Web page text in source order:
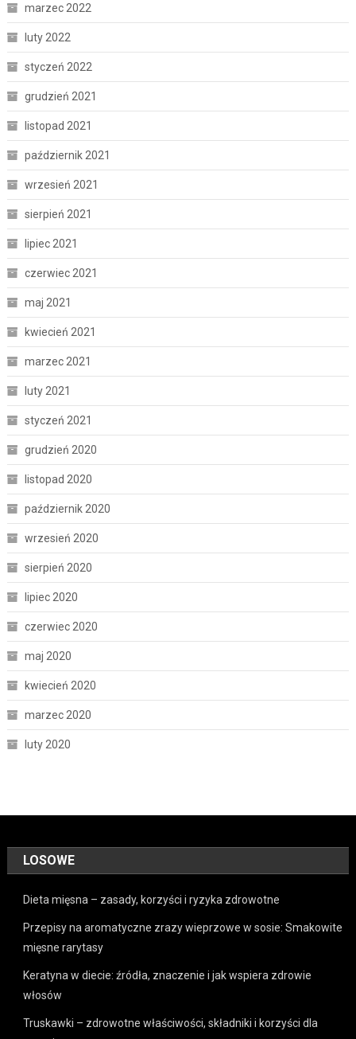
marzec 2022
luty 2022
styczeń 2022
grudzień 2021
listopad 2021
październik 2021
wrzesień 2021
sierpień 2021
lipiec 2021
czerwiec 2021
maj 2021
kwiecień 2021
marzec 2021
luty 2021
styczeń 2021
grudzień 2020
listopad 2020
październik 2020
wrzesień 2020
sierpień 2020
lipiec 2020
czerwiec 2020
maj 2020
kwiecień 2020
marzec 2020
luty 2020
LOSOWE
Dieta mięsna – zasady, korzyści i ryzyka zdrowotne
Przepisy na aromatyczne zrazy wieprzowe w sosie: Smakowite
mięsne rarytasy
Keratyna w diecie: źródła, znaczenie i jak wspiera zdrowie
włosów
Truskawki – zdrowotne właściwości, składniki i korzyści dla